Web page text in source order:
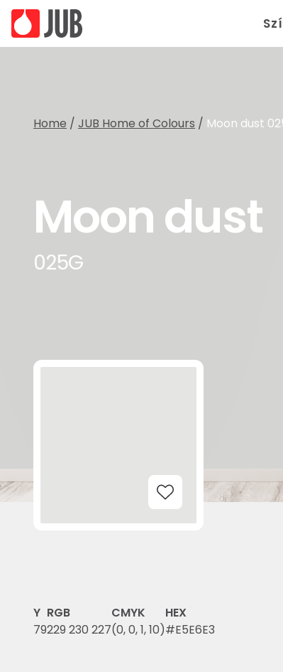
Home / JUB Home of Colours / Moon dust
Moon dust
025G
Add to Wishlist
Y
79
RGB
229 230 227
CMYK
(0, 0, 1, 10)
HEX
#E5E6E3